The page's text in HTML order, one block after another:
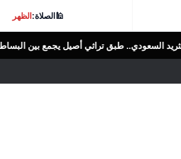
🕌الصلاة:الظهر
يجمع بين البساطة والنكهة الغنية الرأى العام